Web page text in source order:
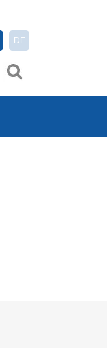
DE